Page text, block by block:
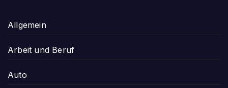
Allgemein
Arbeit und Beruf
Auto